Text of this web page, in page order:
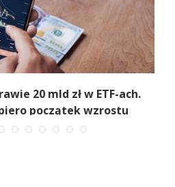
20 mld zł w ETF-ach.
początek wzrostu